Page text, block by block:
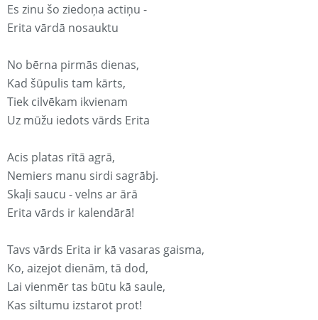
Es zinu šo ziedoņa actiņu -
Erita vārdā nosauktu
No bērna pirmās dienas,
Kad šūpulis tam kārts,
Tiek cilvēkam ikvienam
Uz mūžu iedots vārds Erita
Acis platas rītā agrā,
Nemiers manu sirdi sagrābj.
Skaļi saucu - velns ar ārā
Erita vārds ir kalendārā!
Tavs vārds Erita ir kā vasaras gaisma,
Ko, aizejot dienām, tā dod,
Lai vienmēr tas būtu kā saule,
Kas siltumu izstarot prot!